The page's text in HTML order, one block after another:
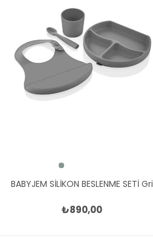
BABYJEM SİLİKON BESLENME SETİ Gri
₺890,00